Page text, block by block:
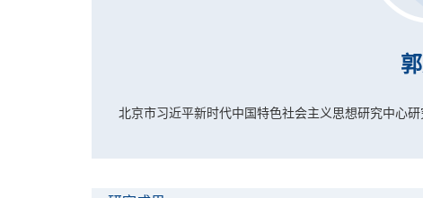
北京市习近平新时代中国特色社会主义思想研究中心研